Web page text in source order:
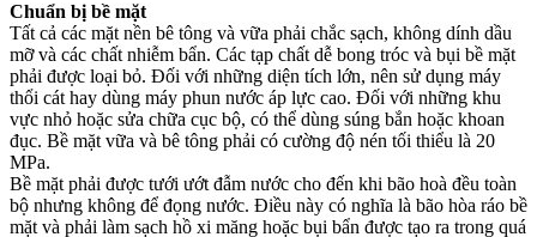
Chuẩn bị bề mặt
Tất cả các mặt nền bê tông và vữa phải chắc sạch, không dính dầu
mỡ và các chất nhiễm bẩn. Các tạp chất dễ bong tróc và bụi bề mặt
phải được loại bỏ. Đối với những diện tích lớn, nên sử dụng máy
thổi cát hay dùng máy phun nước áp lực cao. Đối với những khu
vực nhỏ hoặc sửa chữa cục bộ, có thể dùng súng bắn hoặc khoan
đục. Bề mặt vữa và bê tông phải có cường độ nén tối thiểu là 20
MPa.
Bề mặt phải được tưới ướt đẫm nước cho đến khi bão hoà đều toàn
bộ nhưng không để đọng nước. Điều này có nghĩa là bão hòa ráo bề
mặt và phải làm sạch hồ xi măng hoặc bụi bẩn được tạo ra trong quá